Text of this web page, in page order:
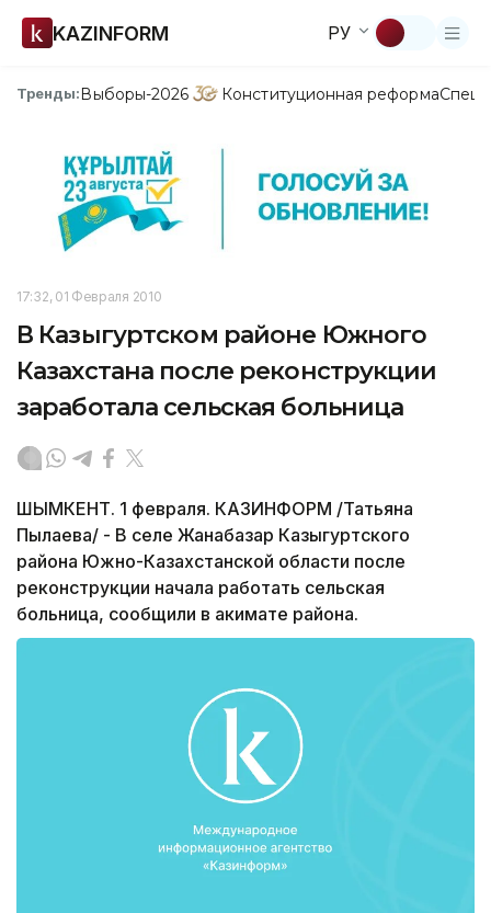
KAZINFORM РУ
Тренды:Выборы-2026 Конституционная реформа
17:32, 01 Февраля 2010
В Казыгуртском районе Южного
Казахстана после реконструкции
заработала сельская больница
ШЫМКЕНТ. 1 февраля. КАЗИНФОРМ /Татьяна
Пылаева/ - В селе Жанабазар Казыгуртского
района Южно-Казахстанской области после
реконструкции начала работать сельская
больница, сообщили в акимате района.